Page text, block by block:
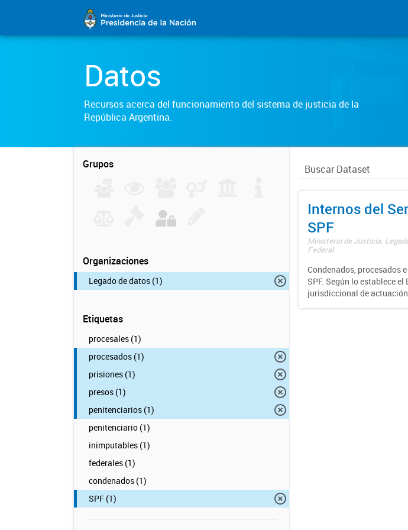
Datos
Recursos acerca del funcionamiento del sistema de justicia de la
República Argentina.
Grupos
Organizaciones
Legado de datos (1)
Etiquetas
procesales (1)
procesados (1)
prisiones (1)
presos (1)
penitenciarios (1)
penitenciario (1)
inimputables (1)
federales (1)
condenados (1)
SPF (1)
Internos del
SPF
Ministerio de Justicia.
Federal
Condenados, procesados
SPF. Según lo establece
jurisdiccional de